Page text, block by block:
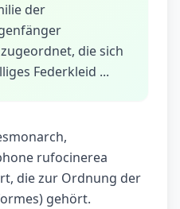
der
die sich
Federkleid ...
rufocinerea
die zur Ordnung der
gehört.